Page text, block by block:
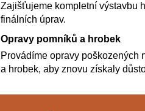
Zajišťujeme kompletní výstavbu
finálních úprav.
Opravy pomníků a hrobek
Provádíme opravy poškozených
a hrobek, aby znovu získaly